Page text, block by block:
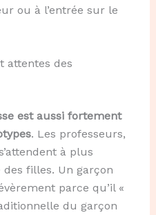
ou à l’entrée sur le
attentes des
est aussi fortement
. Les professeurs,
à plus
des filles. Un garçon
parce qu’il «
du garçon